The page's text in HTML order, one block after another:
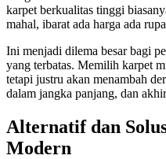
karpet berkualitas tinggi
mahal, ibarat ada harga ada
Ini menjadi dilema besar bagi
yang terbatas. Memilih karpet
tetapi justru akan menambah
dalam jangka panjang, dan
Alternatif dan
Modern